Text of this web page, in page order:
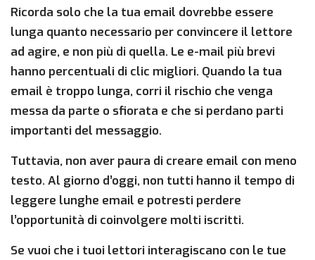
Ricorda solo che la tua email dovrebbe essere
lunga quanto necessario per convincere il lettore
ad agire, e non più di quella. Le e-mail più brevi
hanno percentuali di clic migliori. Quando la tua
email è troppo lunga, corri il rischio che venga
messa da parte o sfiorata e che si perdano parti
importanti del messaggio.
Tuttavia, non aver paura di creare email con meno
testo. Al giorno d’oggi, non tutti hanno il tempo di
leggere lunghe email e potresti perdere
l’opportunità di coinvolgere molti iscritti.
Se vuoi che i tuoi lettori interagiscano con le tue